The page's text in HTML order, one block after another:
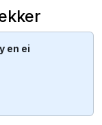
en ei